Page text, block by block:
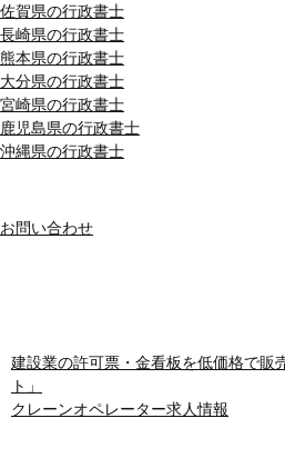
佐賀県の行政書士
長崎県の行政書士
熊本県の行政書士
大分県の行政書士
宮崎県の行政書士
鹿児島県の行政書士
沖縄県の行政書士
お問い合わせ
建設業の許可票・金看板を低価格で販
ト」
クレーンオペレーター求人情報